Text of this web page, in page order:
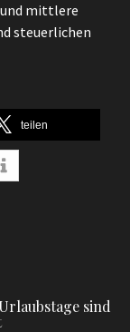
mittlere
steuerlichen
teilen
sind